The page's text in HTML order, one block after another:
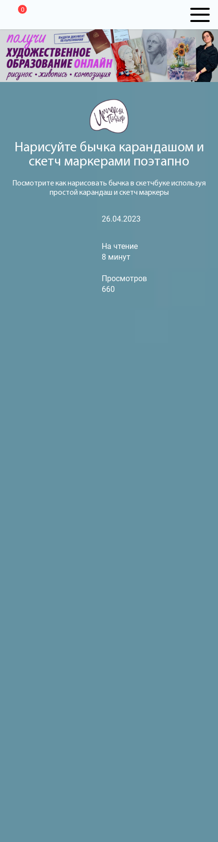
0
Нарисуйте бычка карандашом и
скетч маркерами поэтапно
Посмотрите как нарисовать бычка в скетчбуке используя
простой карандаш и скетч маркеры
26.04.2023
На чтение
8 минут
Просмотров
660